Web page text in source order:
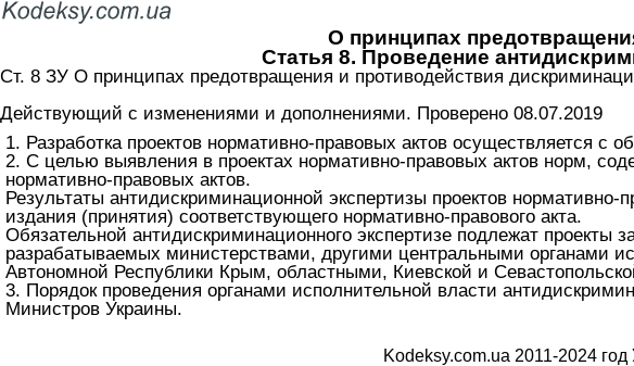
О принципах
Статья 8. Проведение
Ст. 8 ЗУ О принципах предотвращения и противодействия
Действующий с изменениями и дополнениями. Проверено 08.07.2019
1. Разработка проектов нормативно-правовых актов осуществляется с
2. С целью выявления в проектах нормативно-правовых актов норм,
нормативно-правовых актов.
Результаты антидискриминационной экспертизы проектов
издания (принятия) соответствующего нормативно-правового акта.
Обязательной антидискриминационного экспертизе подлежат проекты
разрабатываемых министерствами, другими центральными органами
Автономной Республики Крым, областными, Киевской и
3. Порядок проведения органами исполнительной власти
Министров Украины.
Kodeksy.com.ua 2011-2024